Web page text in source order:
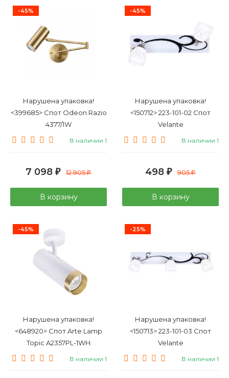
-45%
Нарушена упаковка!
<399685> Спот Odeon Razio
4377/1W
В наличии 1
7 098 ₽ 12 905₽
В корзину
-45%
Нарушена упаковка!
<150712> 223-101-02 Спот
Velante
В наличии 1
498 ₽ 905₽
В корзину
-45%
Нарушена упаковка!
<648920> Спот Arte Lamp
Topic A2357PL-1WH
В наличии 1
-25%
Нарушена упаковка!
<150713> 223-101-03 Спот
Velante
В наличии 1